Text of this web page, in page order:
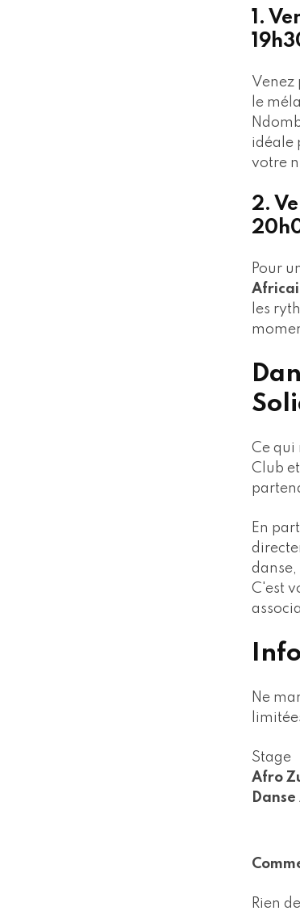
1.
Venez
le
idéale
votre
2.
Pour
les
Ce qui
Club
En
C'est
Ne
Stage
Afro
Rien